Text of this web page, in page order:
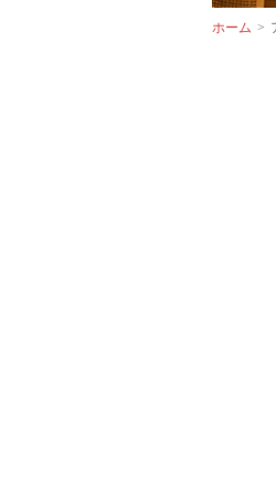
ホーム